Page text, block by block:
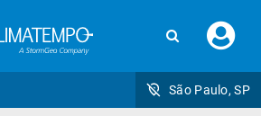
seu
São Paulo, SP